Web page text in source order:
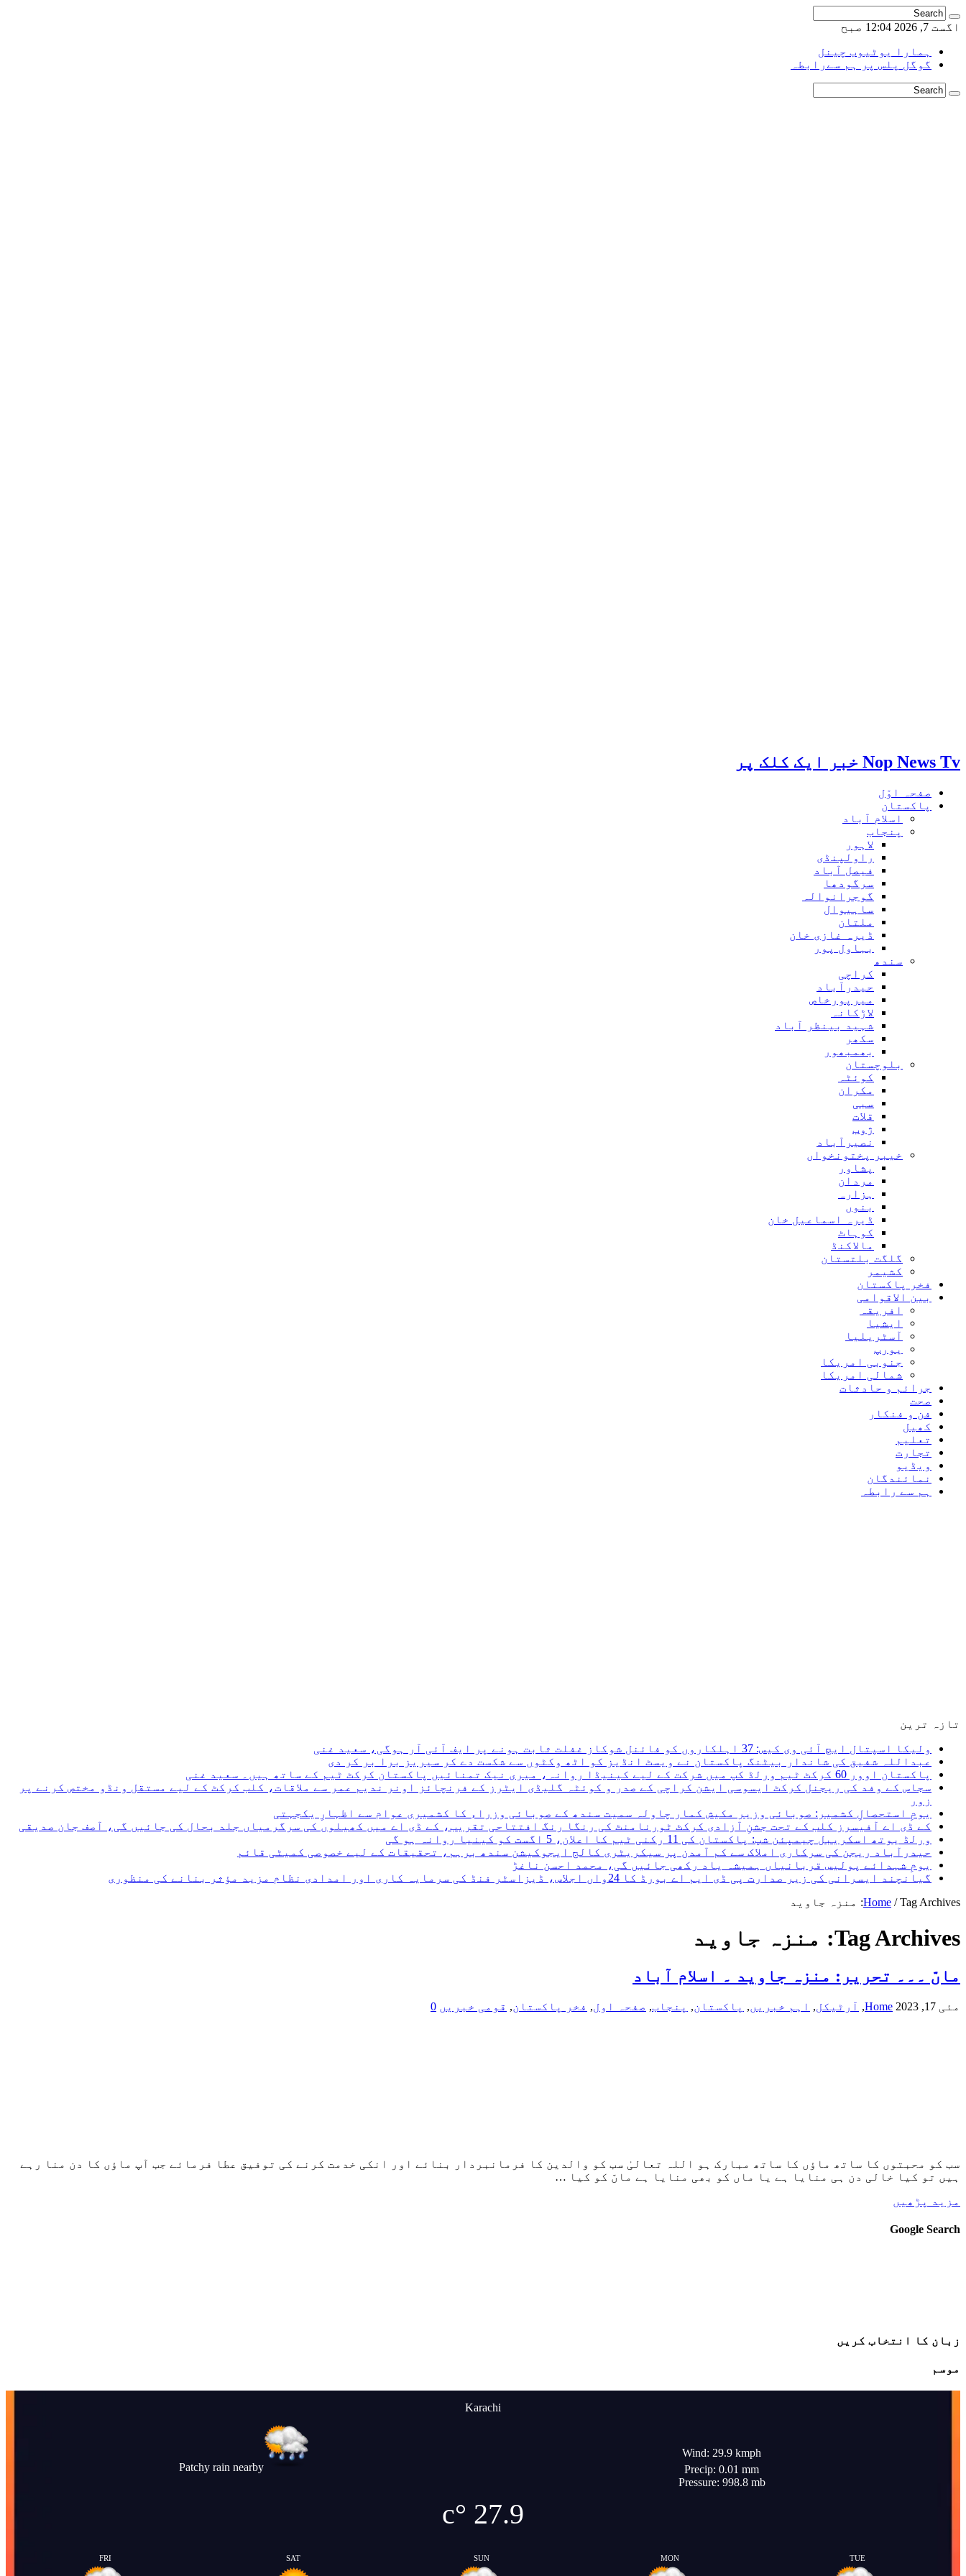
اگست 7, 2026 12:04 صبح
ہمارا یوٹیوب چینل
گوگل پلس پر ہم سےرابطہ
Nop News Tv خبر ایک کلک پر
صفحہ اوّل
پاکستان
اسلام آباد
پنجاب
لاہور
راولپنڈی
فیصل آباد
سرگودھا
گوجرانوالہ
ساہیوال
ملتان
ڈیرہ غازی خان
بہاول پور
سندھ
کراچی
حیدرآباد
میرپورخاص
لاڑکانہ
شہید بینظر آباد
سکھر
بھمبھور
بلوچستان
کوئٹہ
مکران
سبی
قلات
ژوب
نصیرآباد
خیبر پختونخواں
پشاور
مردان
ہزارہ
بنوں
ڈیرہ اسماعیل خان
کوہاٹ
مالاکنڈ
گلگت بلتستان
کشیمر
فخر پاکستان
بین الاقوامی
افریقہ
ایشیا
آسٹریلیا
یورپ
جنوبی امریکا
شمالی امریکا
جرائم و حادثات
صحت
فن و فنکار
کھیل
تعلیم
تجارت
ویڈیو
نمائندگان
ہم سے رابطہ
تازہ ترین
ولیکا اسپتال ایچ آئی وی کیس: 37 اہلکاروں کو فائنل شوکاز غفلت ثابت ہونے پر ایف آئی آر ہوگی، سعید غنی
عبداللہ شفیق کی شاندار بیٹنگ پاکستان نے ویسٹ انڈیز کو اٹھ وکٹوں سے شکست دے کر سیریز برا بر کر دی
پاکستان اوور 60 کرکٹ ٹیم ورلڈ کپ میں شرکت کے لیے کینیڈا روانہ، میری نیک تمنائیں پاکستان کرکٹ ٹیم کے ساتھ ہیں۔ سعید غنی
سجاس کے وفد کی ریجنل کرکٹ ایسوسی ایشن کراچی کے صدر و کوئٹہ گلیڈی ایٹرز کے فرنچائز اونر ندیم عمر سے ملاقات، کلب کرکٹ کے لیے مستقل ونڈو مختص کرنے پر
زور
یومِ استحصالِ کشمیر: صوبائی وزیر مکیش کمار چاولہ سمیت سندھ کے صوبائی وزراء کا کشمیری عوام سے اظہارِ یکجہتی
کے ڈی اے آفیسرز کلب کے تحت جشنِ آزادی کرکٹ ٹورنامنٹ کی رنگا رنگ افتتاحی تقریب، کے ڈی اے میں کھیلوں کی سرگرمیاں جلد بحال کی جائیں گی، آصف جان صدیقی
ورلڈ یوتھ اسکریبل چیمپئن شپ: پاکستان کی 11 رکنی ٹیم کا اعلان، 5 اگست کو کینیا روانہ ہو گی
حیدرآباد ریجن کی سرکاری املاک سے کم آمدن پر سیکریٹری کالج ایجوکیشن سندھ برہم، تحقیقات کے لیے خصوصی کمیٹی قائم
یومِ شہدائے پولیس قربانیاں ہمیشہ یاد رکھی جائیں گی، محمد احسن ناغڑ
گیانچند ایسرانی کی زیر صدارت پی ڈی ایم اے بورڈ کا 24واں اجلاس، ڈیزاسٹر فنڈ کی سرمایہ کاری اور امدادی نظام مزید مؤثر بنانے کی منظوری
Home / Tag Archives: منزہ جاوید
Tag Archives: منزہ جاوید
ماںّ ۔۔۔ تحریر: منزہ جاوید ۔ اسلام آباد
مئی 17, 2023 Home
, آرٹیکل, اہم خبریں, پاکستان, پنجاب, صفحہ اول, فخر پاکستان, قومی خبریں 0
سب کو محبتوں کا ساتھ ماؤں کا ساتھ مبارک ہو اللہ تعالیٰ سب کو والدین کا فرمانبردار بنائے اور انکی خدمت کرنے کی توفیق عطا فرمائے جب آپ ماؤں کا دن منا رہے
ہیں تو کیا خالی دن ہی منایا ہے یا ماں کو بھی منایا ہے ماںّ کو کیا …
مزید پڑھیں
Google Search
زبان کا انتخاب کریں
موسم
Karachi
Patchy rain nearby
Wind: 29.9 kmph
Precip: 0.01 mm
Pressure: 998.8 mb
27.9
°c
FRI SAT SUN MON TUE